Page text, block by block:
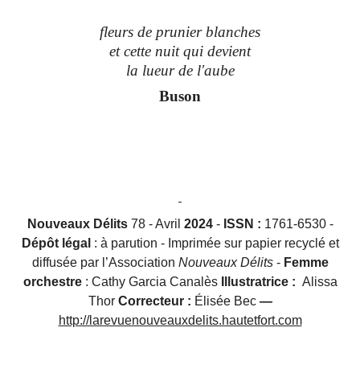
fleurs de prunier blanches
et cette nuit qui devient
la lueur de l'aube
Buson
Nouveaux Délits78 - Avril 2024- ISSN : 1761-6530 -
Dépôt légal : à parution - Imprimée sur papier recyclé et
diffusée par l’Association Nouveaux Délits- Femme
orchestre: Cathy Garcia Canalès Illustratrice : Alissa
Thor Correcteur : Élisée Bec—
http://larevuenouveauxdelits.hautetfort.com